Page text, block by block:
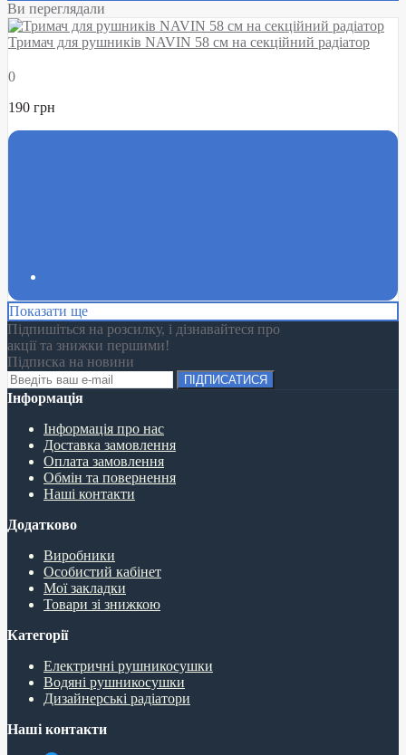
Ви переглядали
Тримач для рушників NAVIN 58 см на секційний радіатор
0
190 грн
Показати ще
Підпишіться на розсилку, і дізнавайтеся про
акції та знижки першими!
Підписка на новини
ПІДПИСАТИСЯ
Інформація
Інформація про нас
Доставка замовлення
Оплата замовлення
Обмін та повернення
Наші контакти
Додатково
Виробники
Особистий кабінет
Мої закладки
Товари зі знижкою
Категорії
Електричні рушникосушки
Водяні рушникосушки
Дизайнерські радіатори
Наші контакти